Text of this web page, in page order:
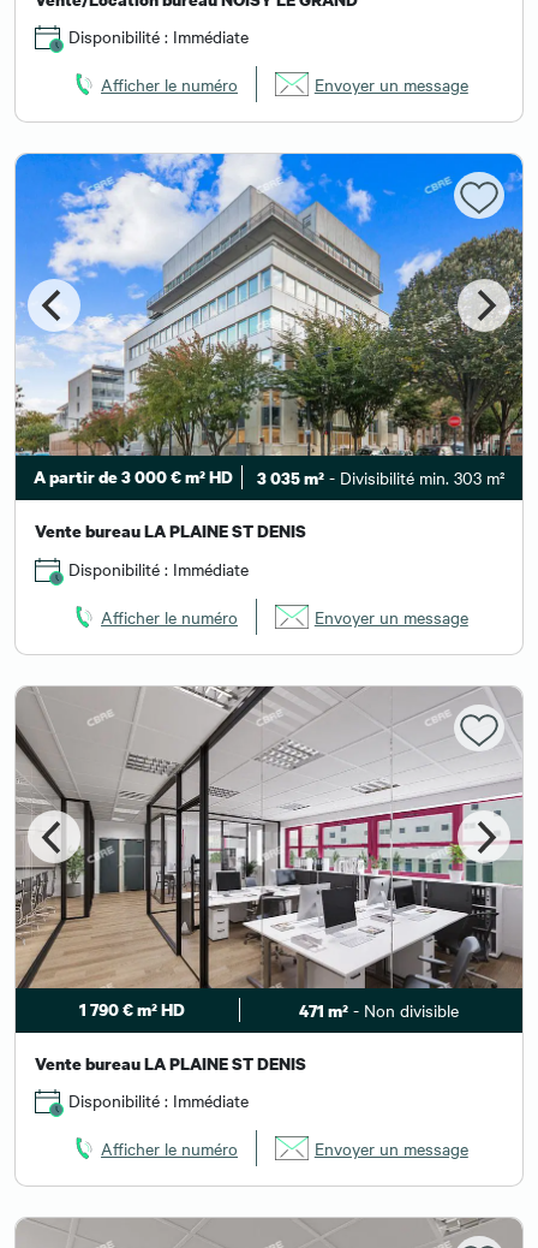
Disponibilité : Immédiate
Afficher le numéro Envoyer un message
A partir de 3 000 € m² HD 3 035 m² - Divisibilité min. 303 m²
Vente bureau LA PLAINE ST DENIS
Disponibilité : Immédiate
Afficher le numéro Envoyer un message
1 790 € m² HD 471 m² - Non divisible
Vente bureau LA PLAINE ST DENIS
Disponibilité : Immédiate
Afficher le numéro Envoyer un message